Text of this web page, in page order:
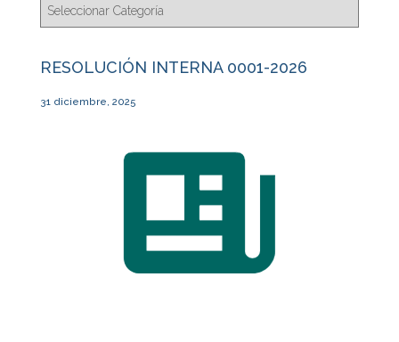
RESOLUCIÓN INTERNA 0001-2026
31 diciembre, 2025